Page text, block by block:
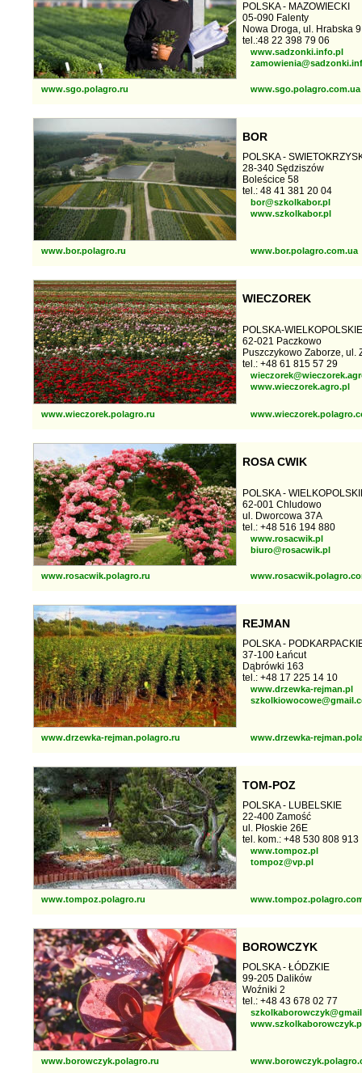
POLSKA - MAZOWIECKI
05-090 Falenty
Nowa Droga, ul. Hrabska 9
tel.:48 22 398 79 06
www.sadzonki.info.pl
www.sgo.polagro.ru www.sgo.polagro.com.ua
BOR
POLSKA -
28-340 Sędziszów
Boleścice 58
tel.: 48 41 381 20 04
bor@szkolkabor.pl
www.szkolkabor.pl
www.bor.polagro.ru www.bor.polagro.com.ua
WIECZOREK
POLSKA-WIELKOPOLSKIE
62-021 Paczkowo
Puszczykowo Zaborze, ul.
tel.: +48 61 815 57 29
www.wieczorek.agro.pl
www.wieczorek.polagro.ru
ROSA CWIK
POLSKA -
62-001 Chludowo
ul. Dworcowa 37A
tel.: +48 516 194 880
www.rosacwik.pl
biuro@rosacwik.pl
www.rosacwik.polagro.ru
REJMAN
POLSKA -
37-100 Łańcut
Dąbrówki 163
tel.: +48 17 225 14 10
www.drzewka-rejman.pl
www.drzewka-rejman.polagro.ru www.drzewka-
TOM-POZ
POLSKA - LUBELSKIE
22-400 Zamość
ul. Płoskie 26E
tel. kom.: +48 530 808 913
www.tompoz.pl
tompoz@vp.pl
www.tompoz.polagro.ru
BOROWCZYK
POLSKA - ŁÓDZKIE
99-205 Dalików
Woźniki 2
tel.: +48 43 678 02 77
www.borowczyk.polagro.ru